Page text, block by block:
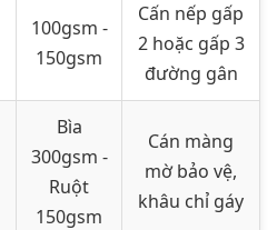
100gsm -
150gsm
Cấn nếp gấp
2 hoặc gấp 3
đường gân
Bìa
300gsm -
Ruột
150gsm
Cán màng
mờ bảo vệ,
khâu chỉ gáy